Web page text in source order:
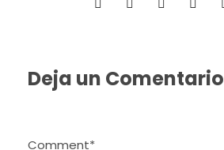
Deja un Comentario